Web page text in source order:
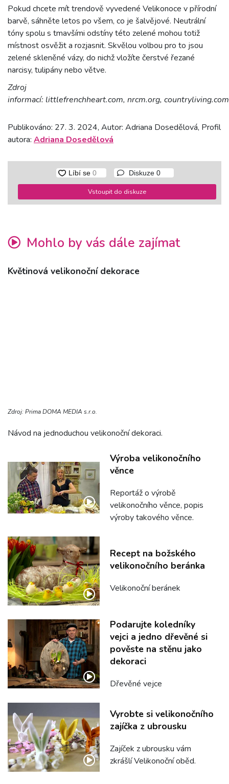
Pokud chcete mít trendově vyvedené Velikonoce v přírodní
barvě, sáhněte letos po všem, co je šalvějové. Neutrální
tóny spolu s tmavšími odstíny této zelené mohou totiž
místnost osvěžit a rozjasnit. Skvělou volbou pro to jsou
zelené skleněné vázy, do nichž vložíte čerstvé řezané
narcisy, tulipány nebo větve.
Zdroj
informací: littlefrenchheart.com, nrcm.org, countryliving.com
Publikováno: 27. 3. 2024, Autor: Adriana Dosedělová, Profil
autora: Adriana Dosedělová
Diskuze 0
Vstoupit do diskuze
Mohlo by vás dále zajímat
Květinová velikonoční dekorace
Zdroj: Prima DOMA MEDIA s.r.o.
Návod na jednoduchou velikonoční dekoraci.
Výroba velikonočního
věnce
Reportáž o výrobě
velikonočního věnce, popis
výroby takového věnce.
Recept na božského
velikonočního beránka
Velikonoční beránek
Podarujte koledníky
vejci a jedno dřevěné si
pověste na stěnu jako
dekoraci
Dřevěné vejce
Vyrobte si velikonočního
zajíčka z ubrousku
Zajíček z ubrousku vám
zkrášlí Velikonoční oběd.